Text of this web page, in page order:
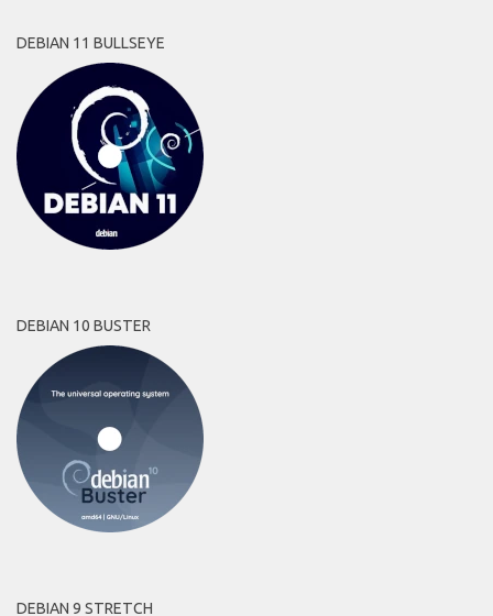
DEBIAN 11 BULLSEYE
DEBIAN 10 BUSTER
DEBIAN 9 STRETCH